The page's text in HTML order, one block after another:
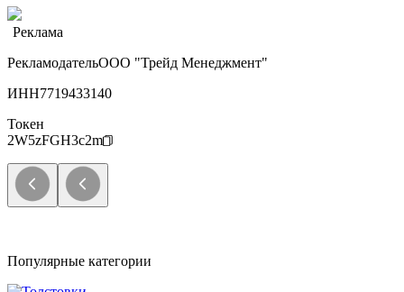
Реклама
РекламодательООО "Трейд Менеджмент"
ИНН7719433140
Токен
2W5zFGH3c2m
Популярные категории